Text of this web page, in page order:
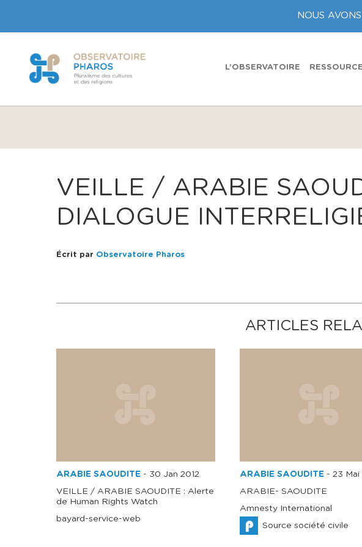
L’OBSERVATOIRE
VEILLE / ARABIE
DIALOGUE
Écrit par Observatoire Pharos
ARTICLES
ARABIE SAOUDITE - 30 Jan 2012
VEILLE / ARABIE SAOUDITE : Alerte
de Human Rights Watch
bayard-service-web
ARABIE SAOUDITE- 23 Mai
ARABIE- SAOUDITE
Amnesty International
Source société civile
NOUS